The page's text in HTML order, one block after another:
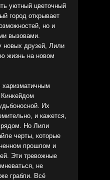
уютный цветочный
город открывает
но и
вызовами.
новых друзей, Лили
жизнь на новом
харизматичным
Их
и кажется,
рядом. Но Лили
черты, которые
прошлом и
Эти тревожные
не
грабли. Всё